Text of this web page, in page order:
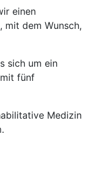
einen
mit dem Wunsch,
sich um ein
fünf
Medizin